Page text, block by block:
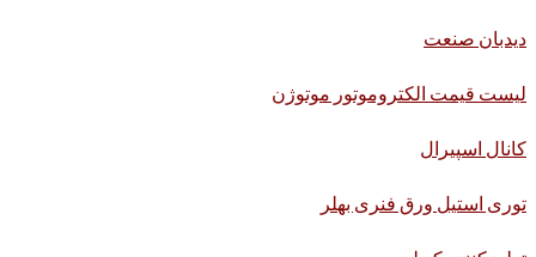
دیدبان صنعت
لیست قیمت الکتروموتور موتوژن
کانال اسپیرال
توری استیل ورق فنری بهلر